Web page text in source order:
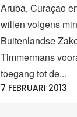
Aruba, Curaçao
willen volgens
Buitenlandse
Timmermans
toegang tot de...
7 FEBRUARI 2013